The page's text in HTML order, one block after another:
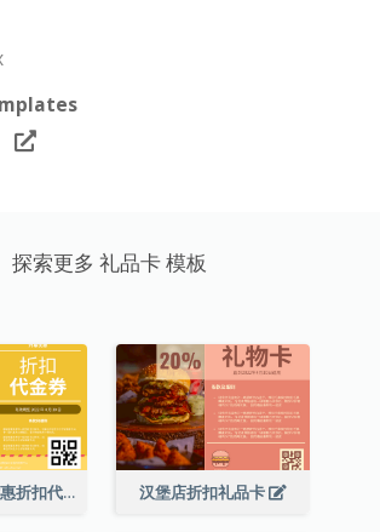
探索更多 礼品卡 模板
热狗店开幕优惠折扣代金券 汉堡店折扣礼品卡